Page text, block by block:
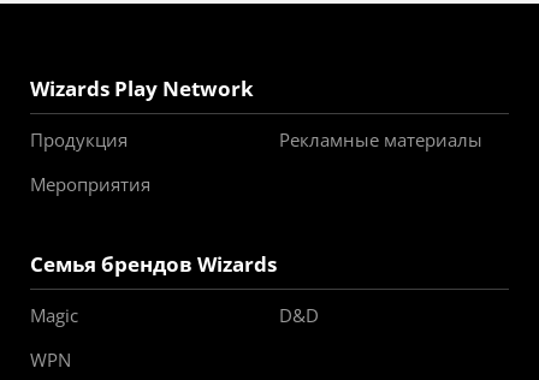
Wizards Play Network
Продукция
Рекламные материалы
Мероприятия
Семья брендов Wizards
Magic
D&D
WPN